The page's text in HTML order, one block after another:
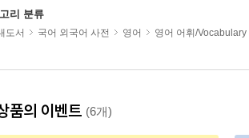
리 분류
도서 국어 외국어 사전 영어 영어 어휘/Vocabulary
품의 이벤트 (6개)